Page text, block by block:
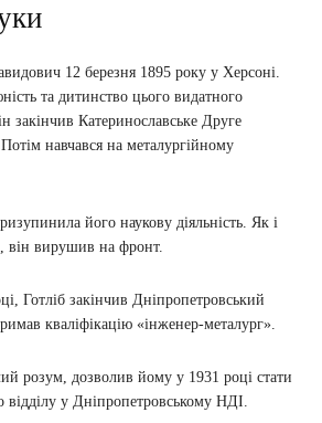
12 березня 1895 року у Херсоні.
та дитинство цього видатного
закінчив Катеринославське Друге
навчався на металургійному
його наукову діяльність. Як і
він вирушив на фронт.
Готліб закінчив Дніпропетровський
кваліфікацію «інженер-металург».
розум, дозволив йому у 1931 році стати
відділу у Дніпропетровському НДІ.